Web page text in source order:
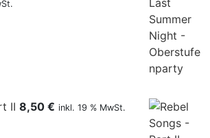
II 8,50 € inkl. 19 % MwSt.